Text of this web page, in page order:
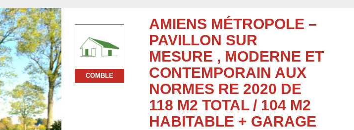
COMBLE
AMIENS MÉTROPOLE –
PAVILLON SUR
MESURE , MODERNE ET
CONTEMPORAIN AUX
NORMES RE 2020 DE
118 M2 TOTAL / 104 M2
HABITABLE + GARAGE